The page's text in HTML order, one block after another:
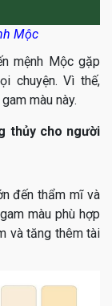
Mộc
mệnh Mộc gặp
chuyện. Vì thế,
màu này.
thủy cho người
đến thẩm mĩ và
màu phù hợp
và tăng thêm tài